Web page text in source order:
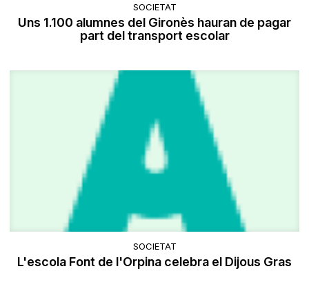
SOCIETAT
Uns 1.100 alumnes del Gironès hauran de pagar
part del transport escolar
SOCIETAT
L'escola Font de l'Orpina celebra el Dijous Gras